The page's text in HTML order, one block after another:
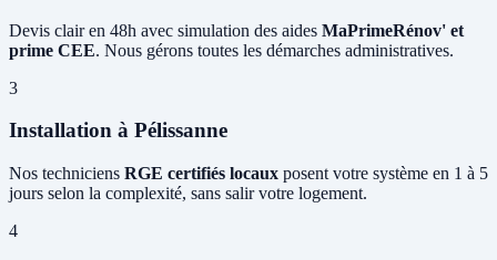
Devis clair en 48h avec simulation des aides MaPrimeRénov' et
prime CEE. Nous gérons toutes les démarches administratives.
3
Installation à Pélissanne
Nos techniciens RGE certifiés locaux posent votre système en 1 à 5
jours selon la complexité, sans salir votre logement.
4